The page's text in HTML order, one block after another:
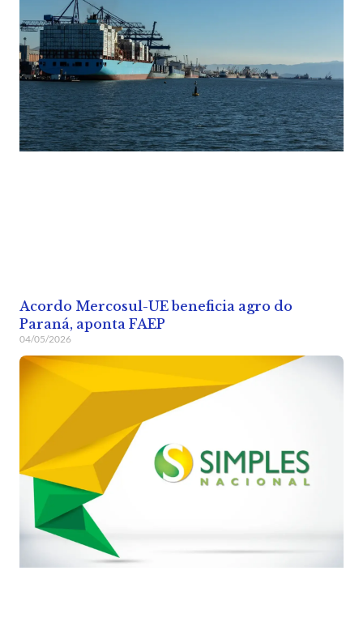
Acordo Mercosul-UE beneficia agro do
Paraná, aponta FAEP
04/05/2026